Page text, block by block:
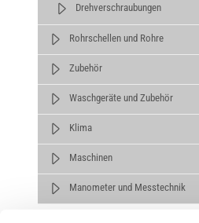
Drehverschraubungen
Rohrschellen und Rohre
Zubehör
Waschgeräte und Zubehör
Klima
Maschinen
Manometer und Messtechnik